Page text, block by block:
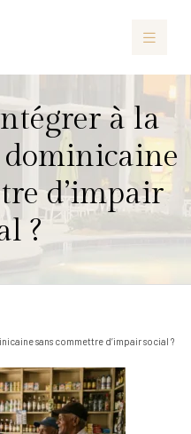
à la
d’impair
?
sans commettre d’impair social ?